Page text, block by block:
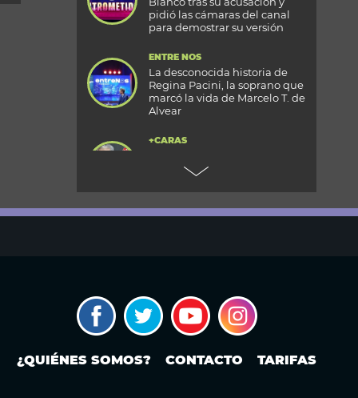
pidió las cámaras del canal
para demostrar su versión
ENTRE NOS
La desconocida historia de
Regina Pacini, la soprano que
marcó la vida de Marcelo T. de
Alvear
+CARAS
todos los detalles de la mega
Reconquista
MODO FONTEVECCHIA
¿Occidente copia a China?: La
carrera por construir el
¿QUIÉNES SOMOS? CONTACTO TARIFAS